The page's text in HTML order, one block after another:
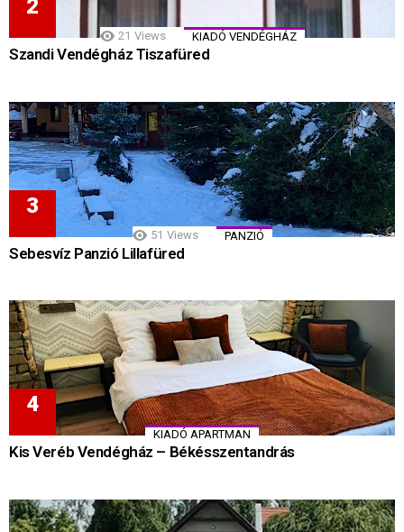
21 Views KIADÓ VENDÉGHÁZ
Szandi Vendégház Tiszafüred
51 Views PANZIÓ
Sebesvíz Panzió Lillafüred
KIADÓ APARTMAN
Kis Veréb Vendégház – Békésszentandrás